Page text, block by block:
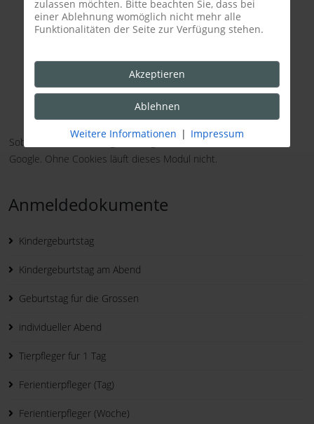
Sobald Sie mit der Navigation beginnen, senden Sie Daten an
Google. Ohne Cookies läuft dieses Modul nicht.
Anmeldedokumente
Kindergeburtstag
Kindergeburtstag am Abend
Geburtstag fur die Grossen
individueller Abend
Tierpfleger fur 1 Tag
Ferientierpfleger (Tag)
Ferientierpfleger (Woche)
zulassen möchten. Bitte beachten Sie, dass bei
einer Ablehnung womöglich nicht mehr alle
Funktionalitäten der Seite zur Verfügung stehen.
Akzeptieren
Ablehnen
Weitere Informationen | Impressum